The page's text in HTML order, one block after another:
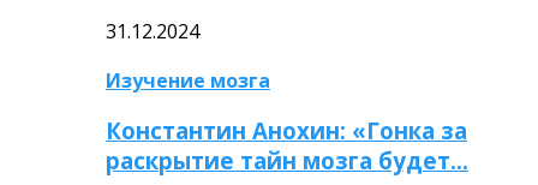
31.12.2024
Изучение мозга
Константин Анохин: «Гонка за
раскрытие тайн мозга будет…